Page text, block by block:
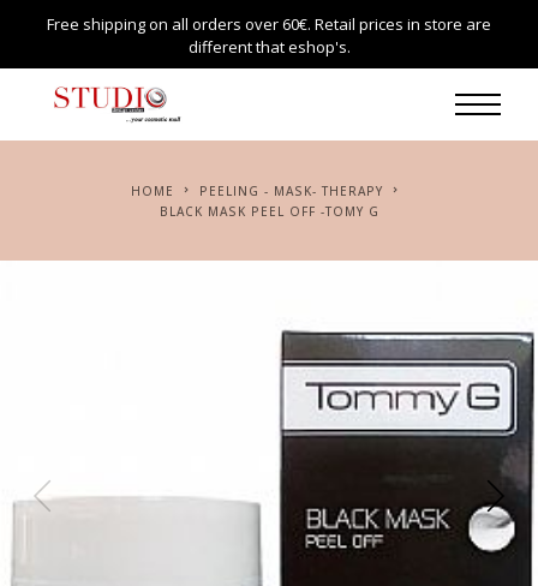
Free shipping on all orders over 60€. Retail prices in store are
different that eshop's.
HOME
PEELING - MASK- THERAPY
BLACK MASK PEEL OFF -TOMY G